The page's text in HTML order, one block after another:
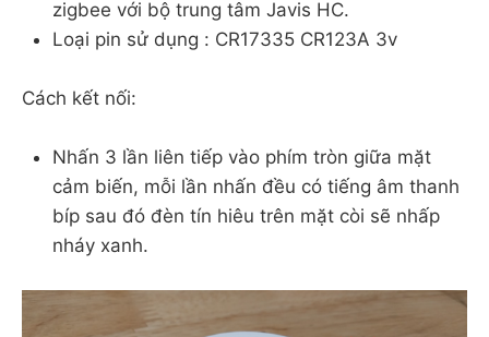
zigbee với bộ trung tâm Javis HC.
Loại pin sử dụng : CR17335 CR123A 3v
Cách kết nối:
Nhấn 3 lần liên tiếp vào phím tròn giữa mặt
cảm biến, mỗi lần nhấn đều có tiếng âm thanh
bíp sau đó đèn tín hiêu trên mặt còi sẽ nhấp
nháy xanh.